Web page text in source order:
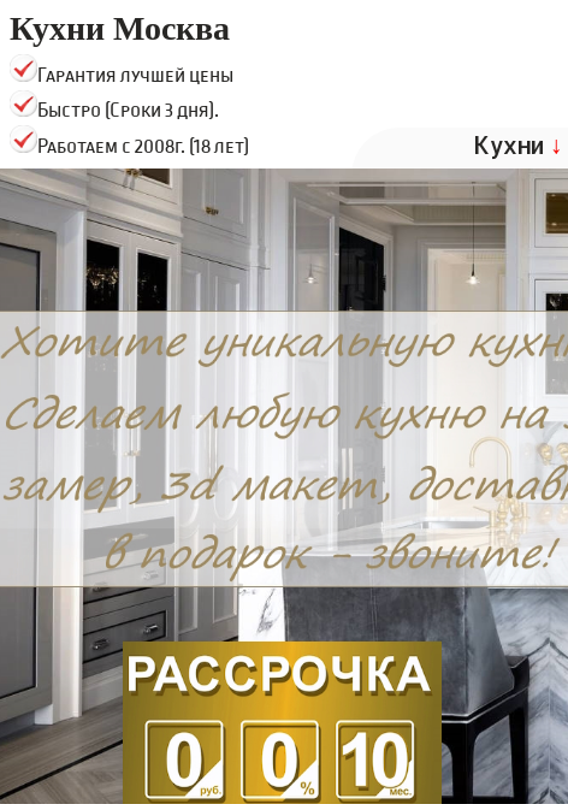
Кухни Москва
Гарантия лучшей цены
Быстро (Сроки 3 дня).
Работаем с 2008г. (18 лет)
Кухни ↓